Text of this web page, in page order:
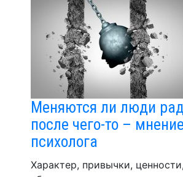
Меняются ли люди
после чего-то – мнение
психолога
Характер, привычки,